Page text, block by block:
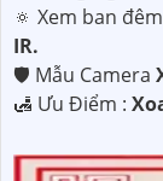
🔅 Xem ban
IR.
🛡 Mẫu Camera
️🛃 Ưu Điểm :